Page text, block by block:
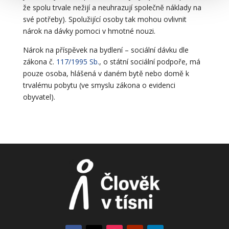
že spolu trvale nežijí a neuhrazují společně náklady na
své potřeby). Spolužijící osoby tak mohou ovlivnit
nárok na dávky pomoci v hmotné nouzi.
Nárok na příspěvek na bydlení – sociální dávku dle
zákona č. 117/1995 Sb., o státní sociální podpoře, má
pouze osoba, hlášená v daném bytě nebo domě k
trvalému pobytu (ve smyslu zákona o evidenci
obyvatel).